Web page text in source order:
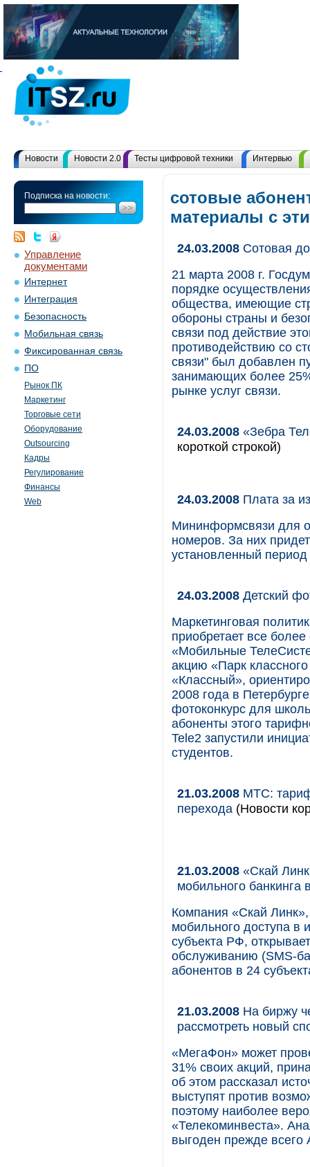
Новости Новости 2.0 Тесты цифровой техники Интервью
Подписка на новости:
Управление
документами
Интернет
Интеграция
Безопасность
Мобильная связь
Фиксированная связь
ПО
Рынок ПК
Маркетинг
Торговые сети
Оборудование
Outsourcing
Кадры
Регулирование
Финансы
Web
сотовые
материалы с
24.03.2008 Сотовая
21 марта 2008 г.
порядке
общества, имеющие
обороны страны и
связи под действие
противодействию со
связи" был добавлен
занимающих более
рынке услуг связи.
24.03.2008 «Зебра
короткой строкой)
24.03.2008 Плата за
Мининформсвязи для
номеров. За них
установленный период
24.03.2008 Детский
Маркетинговая
приобретает все
«Мобильные
акцию «Парк
«Классный»,
2008 года в
фотоконкурс для
абоненты этого
Tele2 запустили
студентов.
21.03.2008 МТС:
перехода (Новости
21.03.2008 «Скай
мобильного банкинга
Компания «Скай
мобильного доступа в
субъекта РФ,
обслуживанию (SMS-
абонентов в 24
21.03.2008 На биржу
рассмотреть новый
«МегаФон» может
31% своих акций,
об этом рассказал
выступят против
поэтому наиболее
«Телекоминвеста».
выгоден прежде всего